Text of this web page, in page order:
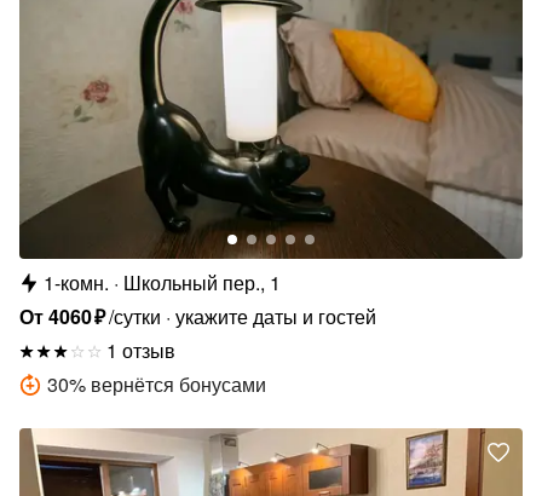
1-комн.
Школьный пер., 1
От4060₽/сутки укажите даты и гостей
1 отзыв
30% вернётся бонусами